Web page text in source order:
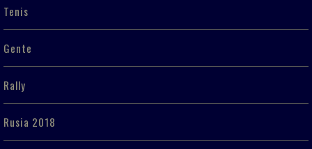
Tenis
Gente
Rally
Rusia 2018